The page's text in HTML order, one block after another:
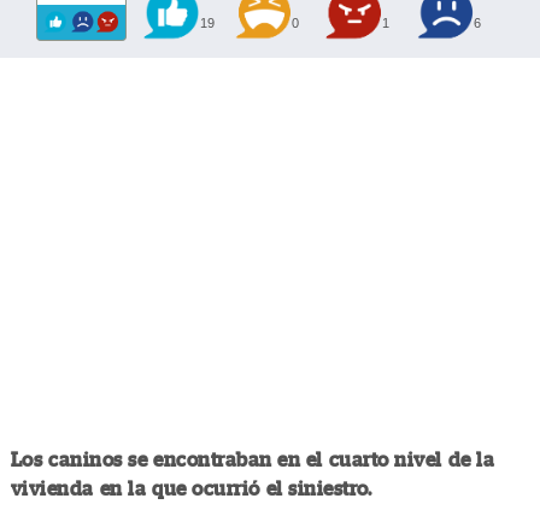
19 0 1 6
Los caninos se encontraban en el cuarto nivel de la
vivienda en la que ocurrió el siniestro.